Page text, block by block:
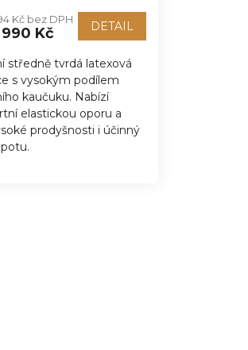
Kč bez DPH
Kč DETAIL
středně tvrdá latexová
s vysokým podílem
kaučuku. Nabízí
elastickou oporu a
prodyšnosti i účinný